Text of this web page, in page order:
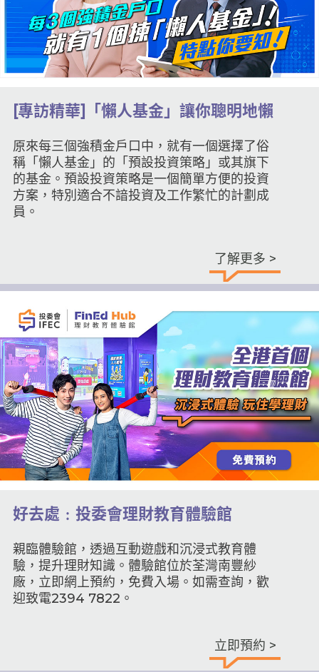
[專訪精華]「懶人基金」讓你聰明地懶
原來每三個強積金戶口中，就有一個選擇了俗
稱「懶人基金」的「預設投資策略」或其旗下
的基金。預設投資策略是一個簡單方便的投資
方案，特別適合不諳投資及工作繁忙的計劃成
員。
了解更多 >
好去處﹕投委會理財教育體驗館
親臨體驗館，透過互動遊戲和沉浸式教育體
驗，提升理財知識。體驗館位於荃灣南豐紗
廠，立即網上預約，免費入場。如需查詢，歡
迎致電2394 7822。
立即預約 >